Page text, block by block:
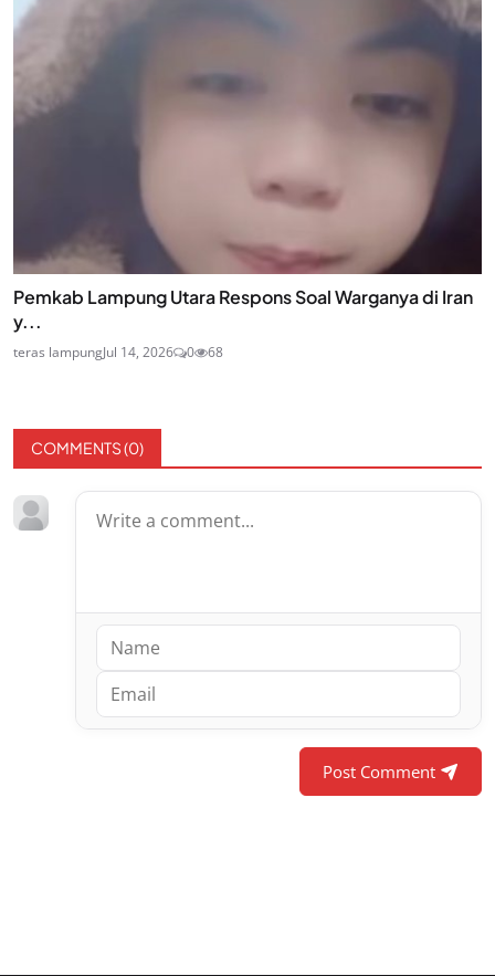
Pemkab Lampung Utara Respons Soal Warganya di Iran
y...
teras lampungJul 14, 2026 0 68
COMMENTS (0)
Post Comment